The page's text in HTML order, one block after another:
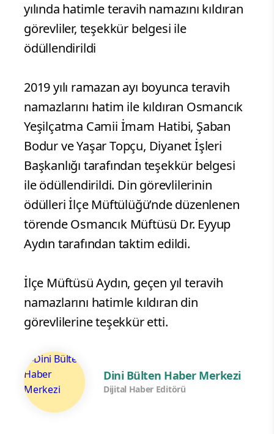
yılında hatimle teravih namazını kıldıran
görevliler, teşekkür belgesi ile
ödüllendirildi
2019 yılı ramazan ayı boyunca teravih
namazlarını hatim ile kıldıran Osmancık
Yeşilçatma Camii İmam Hatibi, Şaban
Bodur ve Yaşar Topçu, Diyanet İşleri
Başkanlığı tarafından teşekkür belgesi
ile ödüllendirildi. Din görevlilerinin
ödülleri İlçe Müftülüğü’nde düzenlenen
törende Osmancık Müftüsü Dr. Eyyup
Aydın tarafından taktim edildi.
İlçe Müftüsü Aydın, geçen yıl teravih
namazlarını hatimle kıldıran din
görevlilerine teşekkür etti.
Dini Bülten Haber Merkezi
Dijital Haber Editörü